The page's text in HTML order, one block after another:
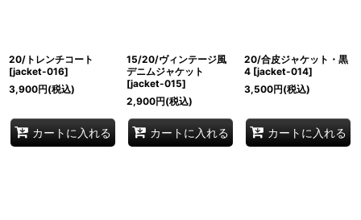
20/トレンチコート
[jacket-016]
3,900円(税込)
カートに入れる
15/20/ヴィンテージ風
デニムジャケット
[jacket-015]
2,900円(税込)
カートに入れる
20/合皮ジャケット・黒
4 [jacket-014]
3,500円(税込)
カートに入れる